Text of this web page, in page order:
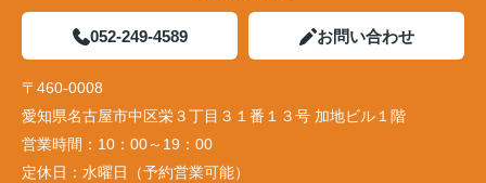
052-249-4589 お問い合わせ
〒460-0008
愛知県名古屋市中区栄３丁目３１番１３号 加地ビル１階
営業時間： 10：00～19：00
定休日： 水曜日（予約営業可能）